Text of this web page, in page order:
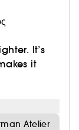
It’s
it
Atelier